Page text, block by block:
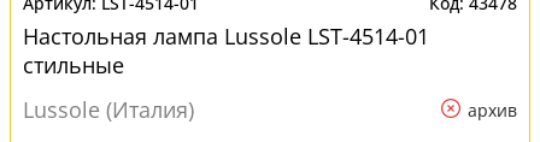
Настольная лампа Lussole LST-4514-01
стильные
Lussole (Италия)
архив